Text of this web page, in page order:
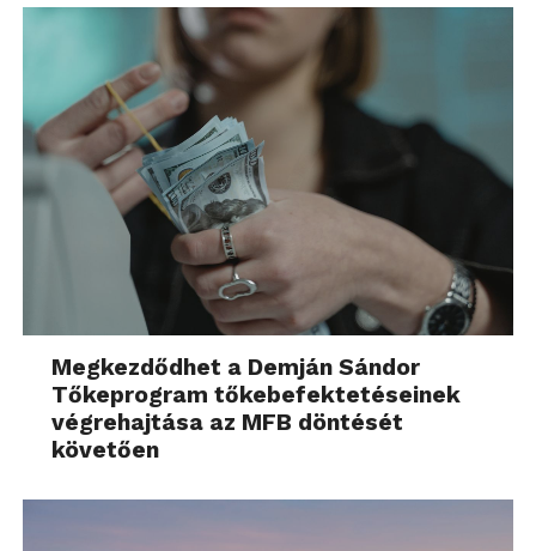
Megkezdődhet a Demján Sándor
Tőkeprogram tőkebefektetéseinek
végrehajtása az MFB döntését
követően